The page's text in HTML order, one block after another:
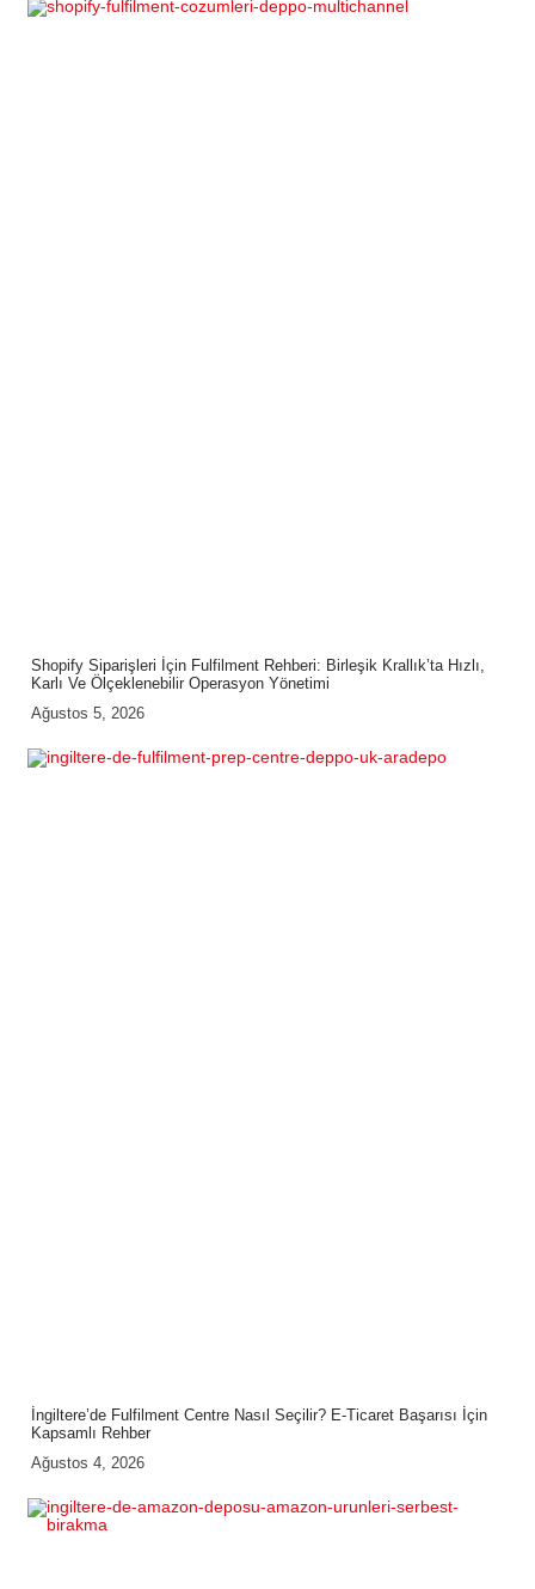
Shopify Siparişleri İçin Fulfilment Rehberi: Birleşik Krallık’ta Hızlı,
Karlı Ve Ölçeklenebilir Operasyon Yönetimi
Ağustos 5, 2026
İngiltere’de Fulfilment Centre Nasıl Seçilir? E-Ticaret Başarısı İçin
Kapsamlı Rehber
Ağustos 4, 2026